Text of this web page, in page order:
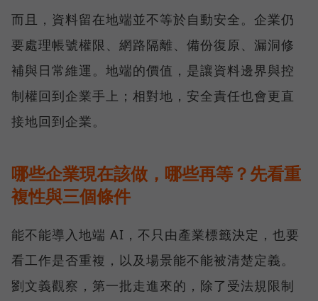
而且，資料留在地端並不等於自動安全。企業仍
要處理帳號權限、網路隔離、備份復原、漏洞修
補與日常維運。地端的價值，是讓資料邊界與控
制權回到企業手上；相對地，安全責任也會更直
接地回到企業。
哪些企業現在該做，哪些再等？先看重
複性與三個條件
能不能導入地端 AI，不只由產業標籤決定，也要
看工作是否重複，以及場景能不能被清楚定義。
劉文義觀察，第一批走進來的，除了受法規限制